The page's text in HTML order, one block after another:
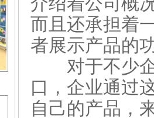
而且还承担着
者展示产品的
对于不少企
口，企业通过
自己的产品，